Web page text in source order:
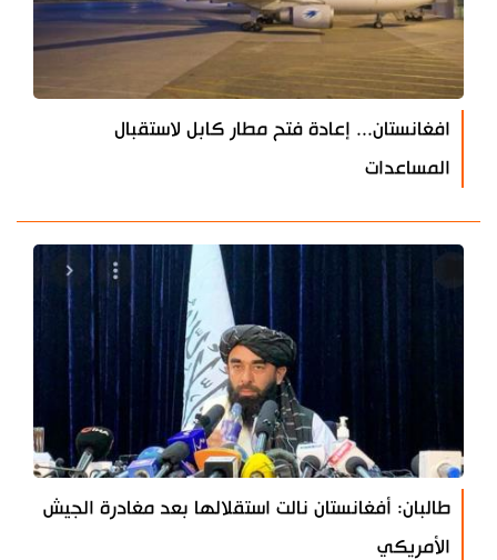
افغانستان... إعادة فتح مطار كابل لاستقبال
المساعدات
طالبان: أفغانستان نالت استقلالها بعد مغادرة الجيش
الأمريكي